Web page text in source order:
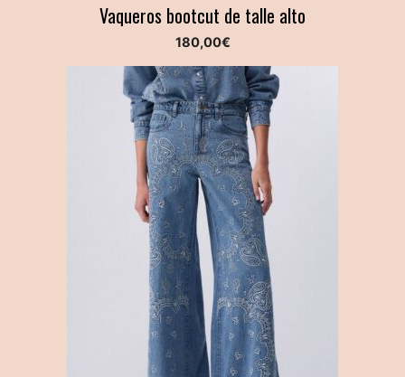
Vaqueros bootcut de talle alto
180,00€